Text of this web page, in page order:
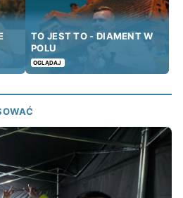
TO JEST TO - DIAMENT W
POLU
OGLĄDAJ